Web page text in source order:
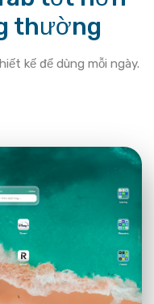
thường
kế để dùng mỗi ngày.